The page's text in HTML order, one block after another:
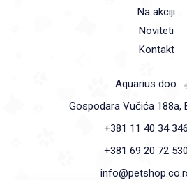
Na akciji
Noviteti
Kontakt
Aquarius doo
Gospodara Vučića 188a,
+381 11 40 34 346
+381 69 20 72 530